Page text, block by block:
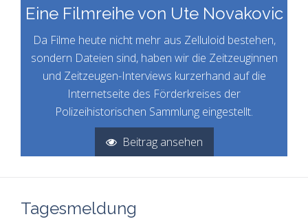
Eine Filmreihe von Ute Novakovic
Da Filme heute nicht mehr aus Zelluloid bestehen,
sondern Dateien sind, haben wir die Zeitzeuginnen
und Zeitzeugen-Interviews kurzerhand auf die
Internetseite des Förderkreises der
Polizeihistorischen Sammlung eingestellt.
Beitrag ansehen
Tagesmeldung